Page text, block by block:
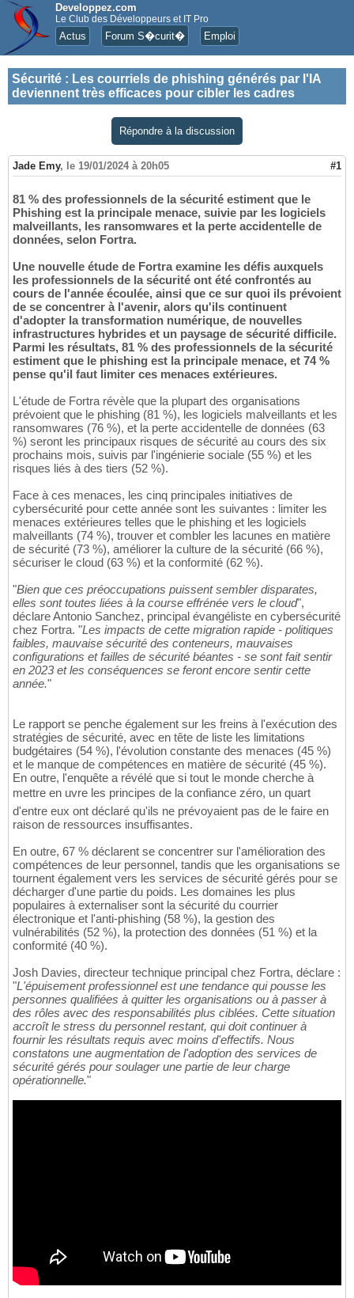
Developpez.com
Le Club des Développeurs et IT Pro
Actus Forum S�curit� Emploi
Sécurité : Les courriels de phishing générés par l'IA
deviennent très efficaces pour cibler les cadres
Répondre à la discussion
Jade Emy, le 19/01/2024 à 20h05 #1
81 % des professionnels de la sécurité estiment que le
Phishing est la principale menace, suivie par les logiciels
malveillants, les ransomwares et la perte accidentelle de
données, selon Fortra.
Une nouvelle étude de Fortra examine les défis auxquels
les professionnels de la sécurité ont été confrontés au
cours de l'année écoulée, ainsi que ce sur quoi ils prévoient
de se concentrer à l'avenir, alors qu'ils continuent
d'adopter la transformation numérique, de nouvelles
infrastructures hybrides et un paysage de sécurité difficile.
Parmi les résultats, 81 % des professionnels de la sécurité
estiment que le phishing est la principale menace, et 74 %
pense qu'il faut limiter ces menaces extérieures.
L'étude de Fortra révèle que la plupart des organisations
prévoient que le phishing (81 %), les logiciels malveillants et les
ransomwares (76 %), et la perte accidentelle de données (63
%) seront les principaux risques de sécurité au cours des six
prochains mois, suivis par l'ingénierie sociale (55 %) et les
risques liés à des tiers (52 %).
Face à ces menaces, les cinq principales initiatives de
cybersécurité pour cette année sont les suivantes : limiter les
menaces extérieures telles que le phishing et les logiciels
malveillants (74 %), trouver et combler les lacunes en matière
de sécurité (73 %), améliorer la culture de la sécurité (66 %),
sécuriser le cloud (63 %) et la conformité (62 %).
"Bien que ces préoccupations puissent sembler disparates,
elles sont toutes liées à la course effrénée vers le cloud",
déclare Antonio Sanchez, principal évangéliste en cybersécurité
chez Fortra. "Les impacts de cette migration rapide - politiques
faibles, mauvaise sécurité des conteneurs, mauvaises
configurations et failles de sécurité béantes - se sont fait sentir
en 2023 et les conséquences se feront encore sentir cette
année."
Le rapport se penche également sur les freins à l'exécution des
stratégies de sécurité, avec en tête de liste les limitations
budgétaires (54 %), l'évolution constante des menaces (45 %)
et le manque de compétences en matière de sécurité (45 %).
En outre, l'enquête a révélé que si tout le monde cherche à
mettre en uvre les principes de la confiance zéro, un quart
d'entre eux ont déclaré qu'ils ne prévoyaient pas de le faire en
raison de ressources insuffisantes.
En outre, 67 % déclarent se concentrer sur l'amélioration des
compétences de leur personnel, tandis que les organisations se
tournent également vers les services de sécurité gérés pour se
décharger d'une partie du poids. Les domaines les plus
populaires à externaliser sont la sécurité du courrier
électronique et l'anti-phishing (58 %), la gestion des
vulnérabilités (52 %), la protection des données (51 %) et la
conformité (40 %).
Josh Davies, directeur technique principal chez Fortra, déclare :
"L'épuisement professionnel est une tendance qui pousse les
personnes qualifiées à quitter les organisations ou à passer à
des rôles avec des responsabilités plus ciblées. Cette situation
accroît le stress du personnel restant, qui doit continuer à
fournir les résultats requis avec moins d'effectifs. Nous
constatons une augmentation de l'adoption des services de
sécurité gérés pour soulager une partie de leur charge
opérationnelle."